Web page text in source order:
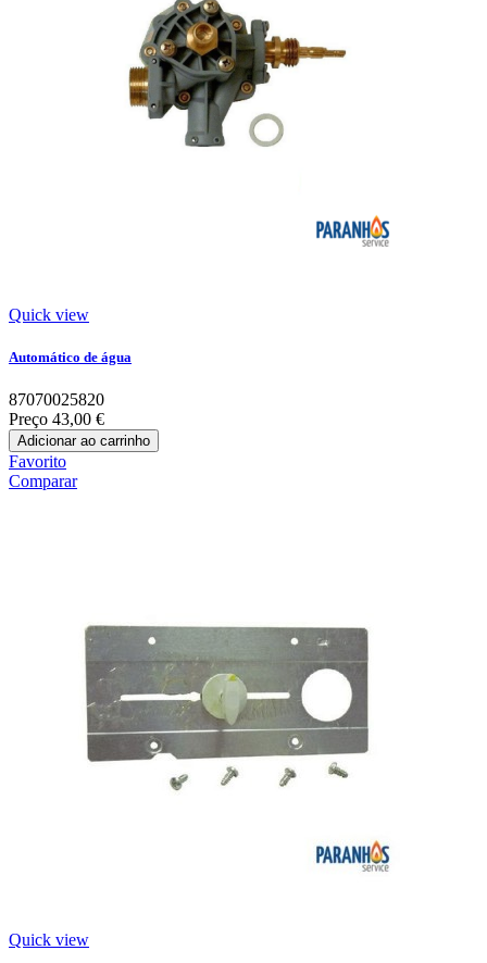
Quick view
Automático de água
87070025820
Preço 43,00 €
Adicionar ao carrinho
Favorito
Comparar
Quick view